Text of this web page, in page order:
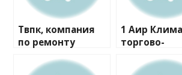
Твпк, компания
по ремонту
1 Аир
торгово-
компания